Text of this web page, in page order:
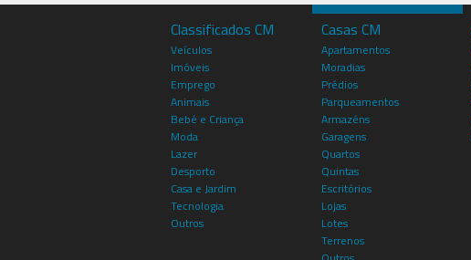
Classificados CM
Veículos
Imóveis
Emprego
Animais
Bebé e Criança
Moda
Lazer
Desporto
Casa e Jardim
Tecnologia
Outros
Casas CM
Apartamentos
Moradias
Prédios
Parqueamentos
Armazéns
Garagens
Quartos
Quintas
Escritórios
Lojas
Lotes
Terrenos